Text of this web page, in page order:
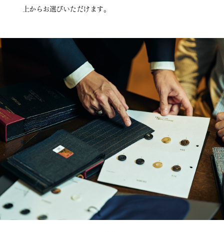
上からお選びいただけます。